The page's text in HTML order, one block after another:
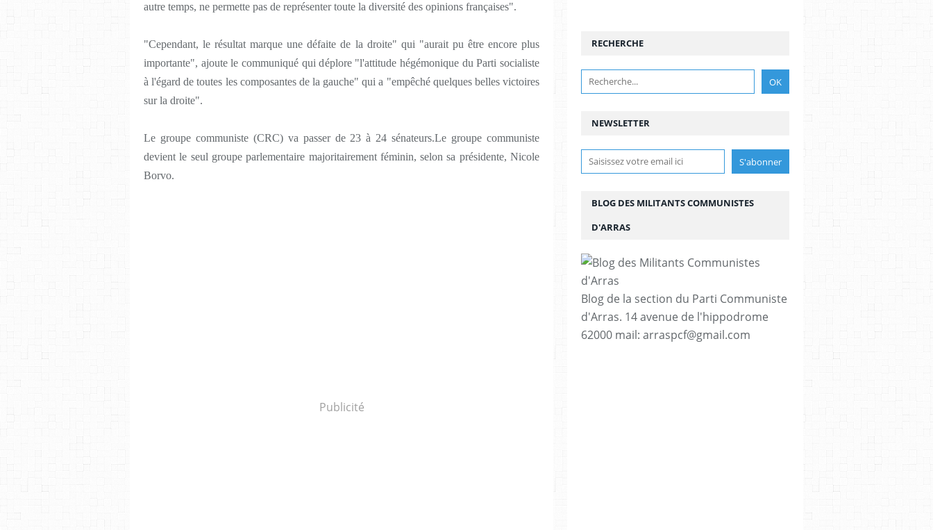
autre temps, ne permette pas de représenter toute la diversité des opinions françaises".
"Cependant, le résultat marque une défaite de la droite" qui "aurait pu être encore plus
importante", ajoute le communiqué qui déplore "l'attitude hégémonique du Parti socialiste
à l'égard de toutes les composantes de la gauche" qui a "empêché quelques belles victoires
sur la droite".
Le groupe communiste (CRC) va passer de 23 à 24 sénateurs.Le groupe communiste
devient le seul groupe parlementaire majoritairement féminin, selon sa présidente, Nicole
Borvo.
Publicité
NEWSLETTER
RECHERCHE
BLOG DES MILITANTS COMMUNISTES
D'ARRAS
Blog de la section du Parti Communiste
d'Arras. 14 avenue de l'hippodrome
62000 mail: arraspcf@gmail.com